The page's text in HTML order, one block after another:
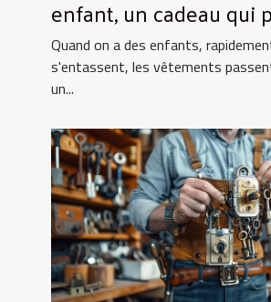
enfant, un cadeau qui
toujours !
Quand on a des enfants,
s'entassent, les vêtements
un...